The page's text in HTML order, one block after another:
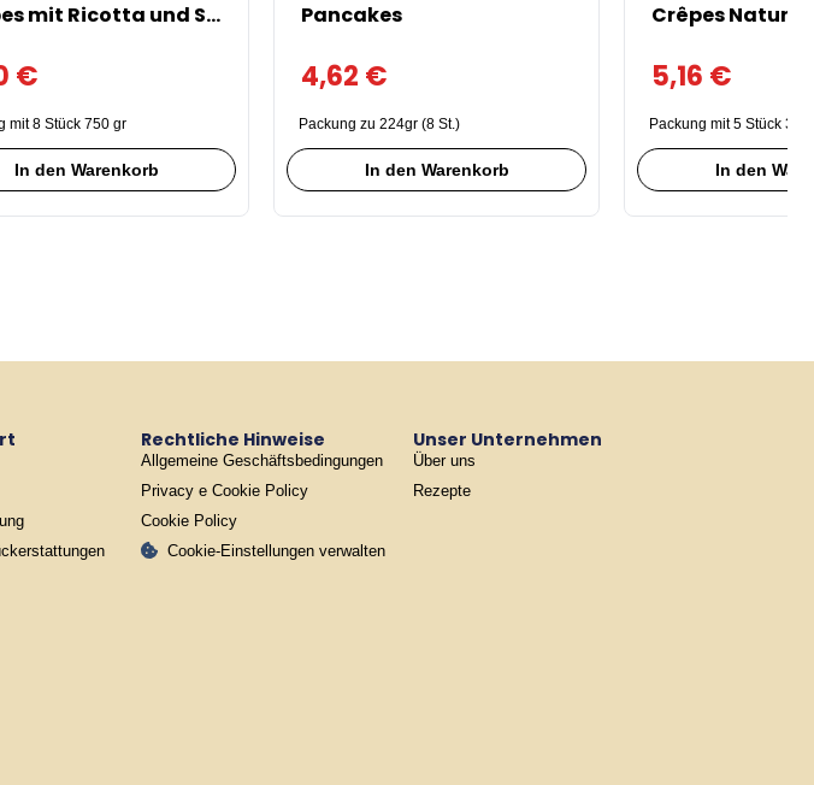
Crêpes mit Ricotta und Spinat
€
mit 8 Stück 750 gr
In den Warenkorb
Pancakes
4,62 €
Packung zu 224gr (8 St.)
In den Warenkorb
Crêpes Naturell
5,16 €
Packung mit 5 Stück 300
In den
Rechtliche Hinweise
Allgemeine Geschäftsbedingungen
Privacy e Cookie Policy
Cookie Policy
Cookie-Einstellungen verwalten
Unser Unternehmen
Über uns
Rezepte